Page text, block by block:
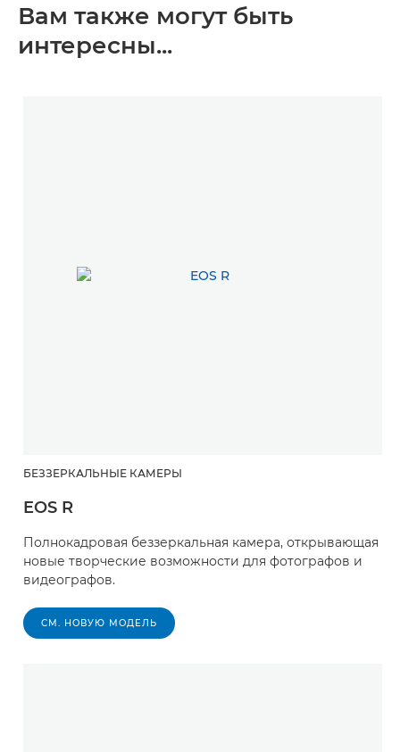
Вам также могут быть
интересны...
БЕЗЗЕРКАЛЬНЫЕ КАМЕРЫ
EOS R
Полнокадровая беззеркальная камера, открывающая
новые творческие возможности для фотографов и
видеографов.
СМ. НОВУЮ МОДЕЛЬ